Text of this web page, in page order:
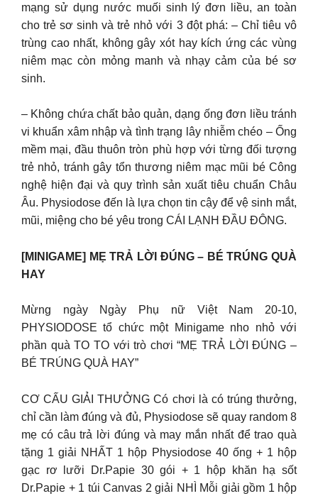
mạng sử dụng nước muối sinh lý đơn liều, an toàn
cho trẻ sơ sinh và trẻ nhỏ với 3 đột phá: – Chỉ tiêu vô
trùng cao nhất, không gây xót hay kích ứng các vùng
niêm mạc còn mỏng manh và nhạy cảm của bé sơ
sinh.
– Không chứa chất bảo quản, dạng ống đơn liều tránh
vi khuẩn xâm nhập và tình trạng lây nhiễm chéo – Ống
mềm mại, đầu thuôn tròn phù hợp với từng đối tượng
trẻ nhỏ, tránh gây tổn thương niêm mạc mũi bé Công
nghệ hiện đại và quy trình sản xuất tiêu chuẩn Châu
Âu. Physiodose đến là lựa chọn tin cậy để vệ sinh mắt,
mũi, miệng cho bé yêu trong CÁI LẠNH ĐẦU ĐÔNG.
[MINIGAME] MẸ TRẢ LỜI ĐÚNG – BÉ TRÚNG QUÀ
HAY
Mừng ngày Ngày Phụ nữ Việt Nam 20-10,
PHYSIODOSE tổ chức một Minigame nho nhỏ với
phần quà TO TO với trò chơi “MẸ TRẢ LỜI ĐÚNG –
BÉ TRÚNG QUÀ HAY”
CƠ CẤU GIẢI THƯỞNG Có chơi là có trúng thưởng,
chỉ cần làm đúng và đủ, Physiodose sẽ quay random 8
mẹ có câu trả lời đúng và may mắn nhất để trao quà
tặng 1 giải NHẤT 1 hộp Physiodose 40 ống + 1 hộp
gạc rơ lưỡi Dr.Papie 30 gói + 1 hộp khăn hạ sốt
Dr.Papie + 1 túi Canvas 2 giải NHÌ Mỗi giải gồm 1 hộp